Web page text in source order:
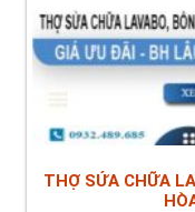
THỢ SỬA CHỮA